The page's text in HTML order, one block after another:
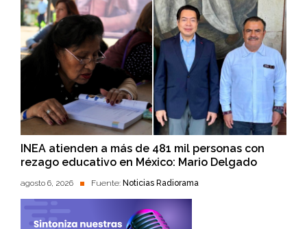
INEA atienden a más de 481 mil personas con
rezago educativo en México: Mario Delgado
agosto 6, 2026 Fuente: Noticias Radiorama